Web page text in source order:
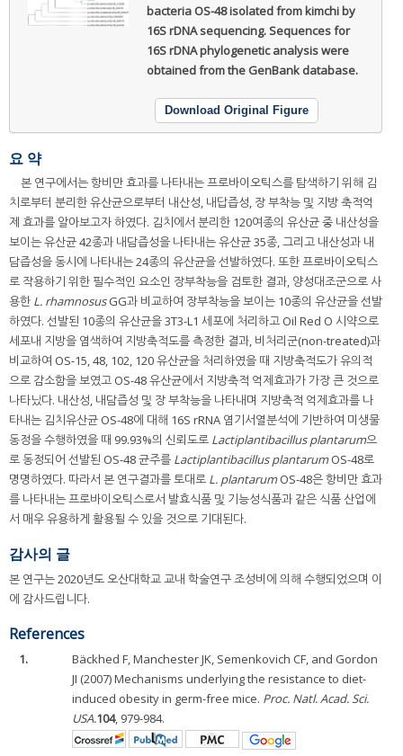
bacteria OS-48 isolated from kimchi by
16S rDNA sequencing. Sequences for
16S rDNA phylogenetic analysis were
obtained from the GenBank database.
Download Original Figure
요 약
본 연구에서는 항비만 효과를 나타내는 프로바이오틱스를 탐색하기 위해 김
치로부터 분리한 유산균으로부터 내산성, 내답즙성, 장 부착능 및 지방 축적억
제 효과를 알아보고자 하였다. 김치에서 분리한 120여종의 유산균 중 내산성을
보이는 유산균 42종과 내담즙성을 나타내는 유산균 35종, 그리고 내산성과 내
담즙성을 동시에 나타내는 24종의 유산균을 선발하였다. 또한 프로바이오틱스
로 작용하기 위한 필수적인 요소인 장부착능을 검토한 결과, 양성대조군으로 사
용한 L. rhamnosusGG과 비교하여 장부착능을 보이는 10종의 유산균을 선발
하였다. 선발된 10종의 유산균을 3T3-L1 세포에 처리하고 Oil Red O 시약으로
세포내 지방을 염색하여 지방축적도를 측정한 결과, 비처리군(non-treated)과
비교하여 OS-15, 48, 102, 120 유산균을 처리하였을 때 지방축적도가 유의적
으로 감소함을 보였고 OS-48 유산균에서 지방축적 억제효과가 가장 큰 것으로
나타났다. 내산성, 내담즙성 및 장 부착능을 나타내며 지방축적 억제효과를 나
타내는 김치유산균 OS-48에 대해 16S rRNA 염기서열분석에 기반하여 미생물
동정을 수행하였을 때 99.93%의 신뢰도로 Lactiplantibacillus plantarum으
로 동정되어 선발된 OS-48 균주를 Lactiplantibacillus plantarumOS-48로
명명하였다. 따라서 본 연구결과를 토대로 L. plantarumOS-48은 항비만 효과
를 나타내는 프로바이오틱스로서 발효식품 및 기능성식품과 같은 식품 산업에
서 매우 유용하게 활용될 수 있을 것으로 기대된다.
감사의 글
본 연구는 2020년도 오산대학교 교내 학술연구 조성비에 의해 수행되었으며 이
에 감사드립니다.
References
1.
Bäckhed F, Manchester JK, Semenkovich CF, and Gordon
JI (2007) Mechanisms underlying the resistance to diet-
induced obesity in germ-free mice. Proc. Natl. Acad. Sci.
USA.104, 979-984.